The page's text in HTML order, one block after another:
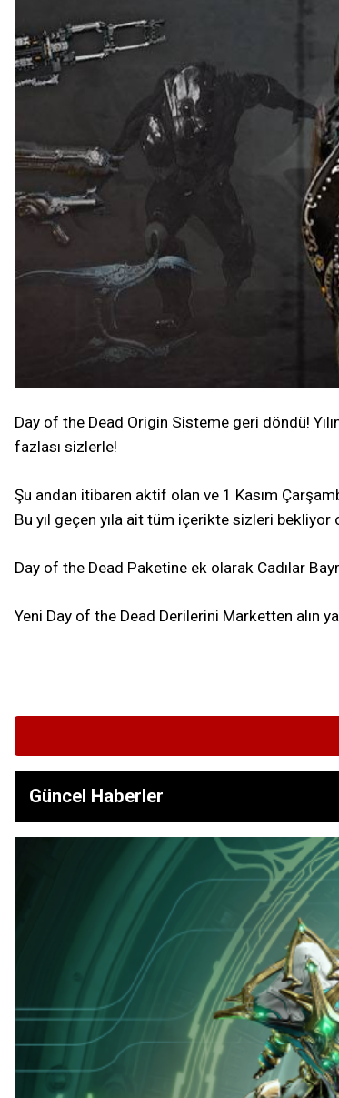
Day of the Dead Origin Sisteme geri döndü!
fazlası sizlerle!
Şu andan itibaren aktif olan ve 1 Kasım
Bu yıl geçen yıla ait tüm içerikte sizleri
Day of the Dead Paketine ek olarak Cadılar
Yeni Day of the Dead Derilerini Marketten alın
Güncel Haberler